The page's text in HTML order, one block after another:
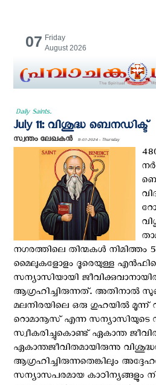
07 Friday
August 2026
Daily Saints.
July 11: വിശുദ്ധ ബെനഡിക്ട്
സ്വന്തം ലേഖകന്‍ 11-07-2024 - Thursday
നഗരത്തിലെ തിന്മകള്‍ നിമിത്തം
മൈലുകളോളം ദൂരെയുള്ള
സന്യാസിയായി
ആഗ്രഹിച്ചിരുന്നത്. അതിനാല്‍
മലനിരയിലെ ഒരു ഗുഹയില്‍ മൂന്ന്
റൊമാനൂസ്‌ എന്ന
സ്വീകരിച്ചുകൊണ്ട് ഏകാന്ത
ഏകാന്തജീവിതമായിരുന്നു
ആഗ്രഹിച്ചിരുന്നതെങ്കിലും
സന്യാസപരമായ കാഠിന്യങ്ങളും